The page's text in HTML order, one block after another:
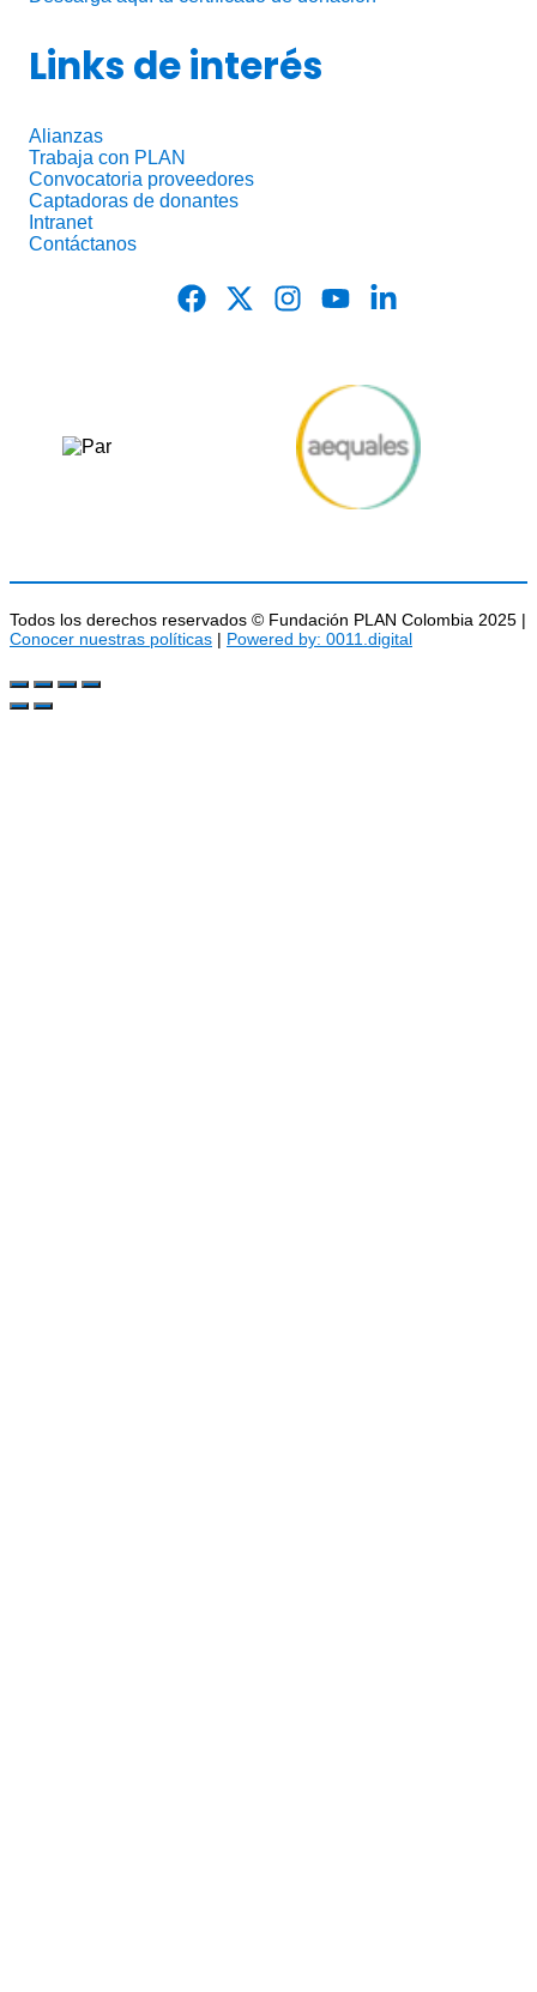
Links de interés
Alianzas
Trabaja con PLAN
Convocatoria proveedores
Captadoras de donantes
Intranet
Contáctanos
Todos los derechos reservados © Fundación PLAN Colombia 2025 |
Conocer nuestras políticas | Powered by: 0011.digital